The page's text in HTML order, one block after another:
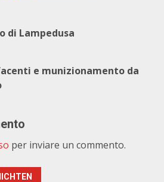
di Lampedusa
e munizionamento da
per inviare un commento.